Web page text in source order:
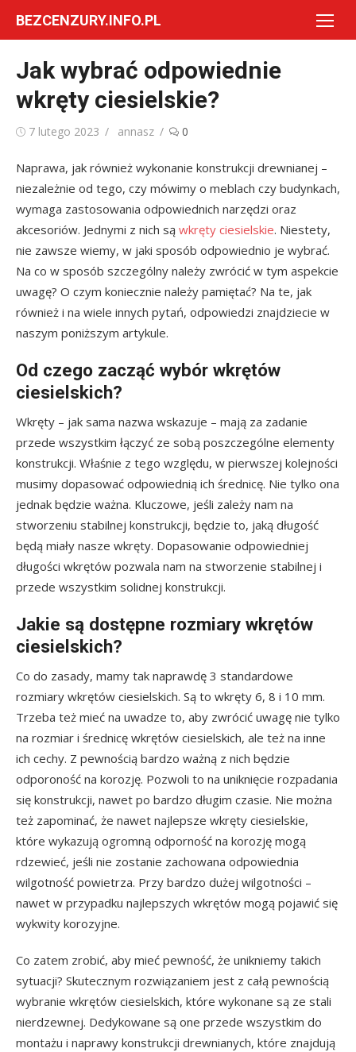
BEZCENZURY.INFO.PL
Jak wybrać odpowiednie
wkręty ciesielskie?
Posted
7 lutego 2023 Author
annasz 0
Naprawa, jak również wykonanie konstrukcji drewnianej –
niezależnie od tego, czy mówimy o meblach czy budynkach,
wymaga zastosowania odpowiednich narzędzi oraz
akcesoriów. Jednymi z nich są wkręty ciesielskie. Niestety,
nie zawsze wiemy, w jaki sposób odpowiednio je wybrać.
Na co w sposób szczególny należy zwrócić w tym aspekcie
uwagę? O czym koniecznie należy pamiętać? Na te, jak
również i na wiele innych pytań, odpowiedzi znajdziecie w
naszym poniższym artykule.
Od czego zacząć wybór wkrętów
ciesielskich?
Wkręty – jak sama nazwa wskazuje – mają za zadanie
przede wszystkim łączyć ze sobą poszczególne elementy
konstrukcji. Właśnie z tego względu, w pierwszej kolejności
musimy dopasować odpowiednią ich średnicę. Nie tylko ona
jednak będzie ważna. Kluczowe, jeśli zależy nam na
stworzeniu stabilnej konstrukcji, będzie to, jaką długość
będą miały nasze wkręty. Dopasowanie odpowiedniej
długości wkrętów pozwala nam na stworzenie stabilnej i
przede wszystkim solidnej konstrukcji.
Jakie są dostępne rozmiary wkrętów
ciesielskich?
Co do zasady, mamy tak naprawdę 3 standardowe
rozmiary wkrętów ciesielskich. Są to wkręty 6, 8 i 10 mm.
Trzeba też mieć na uwadze to, aby zwrócić uwagę nie tylko
na rozmiar i średnicę wkrętów ciesielskich, ale też na inne
ich cechy. Z pewnością bardzo ważną z nich będzie
odporoność na korozję. Pozwoli to na uniknięcie rozpadania
się konstrukcji, nawet po bardzo długim czasie. Nie można
też zapominać, że nawet najlepsze wkręty ciesielskie,
które wykazują ogromną odporność na korozję mogą
rdzewieć, jeśli nie zostanie zachowana odpowiednia
wilgotność powietrza. Przy bardzo dużej wilgotności –
nawet w przypadku najlepszych wkrętów mogą pojawić się
wykwity korozyjne.
Co zatem zrobić, aby mieć pewność, że unikniemy takich
sytuacji? Skutecznym rozwiązaniem jest z całą pewnością
wybranie wkrętów ciesielskich, które wykonane są ze stali
nierdzewnej. Dedykowane są one przede wszystkim do
montażu i naprawy konstrukcji drewnianych, które znajdują